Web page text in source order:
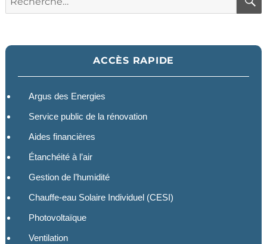
ACCÈS RAPIDE
Argus des Energies
Service public de la rénovation
Aides financières
Étanchéité à l’air
Gestion de l’humidité
Chauffe-eau Solaire Individuel (CESI)
Photovoltaïque
Ventilation